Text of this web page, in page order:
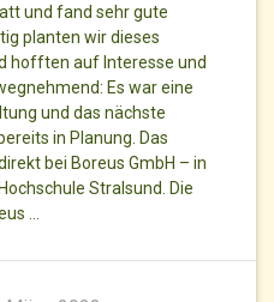
und fand sehr gute
planten wir dieses
hofften auf Interesse und
Es war eine
und das nächste
in Planung. Das
bei Boreus GmbH – in
Stralsund. Die
…